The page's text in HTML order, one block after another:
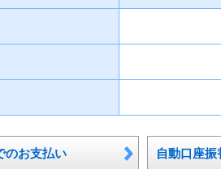
のお支払い 自動口座